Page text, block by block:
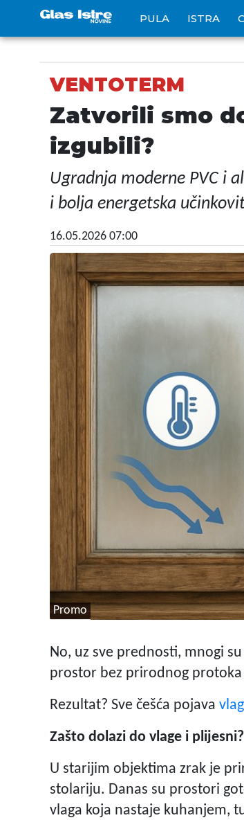
PULA ISTRA
VENTOTERM
Zatvorili smo
izgubili?
Ugradnja moderne PVC i
i bolja energetska
16.05.2026 07:00
Promo
No, uz sve prednosti, mnogi
prostor bez prirodnog protoka
Rezultat? Sve češća pojava
Zašto dolazi do vlage i plijesni?
U starijim objektima zrak je
stolariju. Danas su prostori
vlaga koja nastaje kuhanjem,